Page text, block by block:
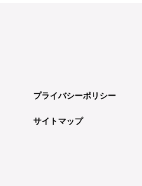
プライバシーポリシー
サイトマップ